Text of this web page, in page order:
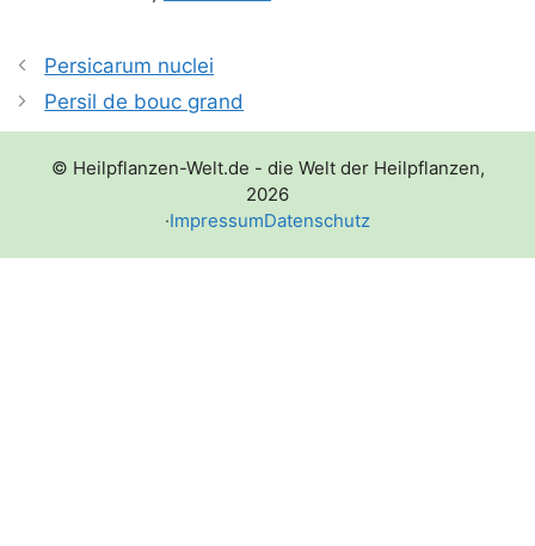
Persicarum nuclei
Persil de bouc grand
© Heilpflanzen-Welt.de - die Welt der Heilpflanzen,
2026
·ImpressumDatenschutz